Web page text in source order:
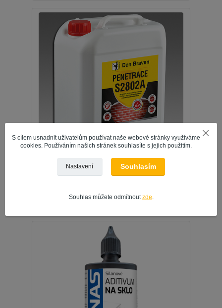
Den Braven Příměs stavebních směsí S 2802 A 5l
252 Kč
Přidat do košíku
S cílem usnadnit uživatelům používat naše webové stránky využíváme
cookies. Používáním našich stránek souhlasíte s jejich použitím.
Nastavení Souhlasím
Souhlas můžete odmítnout zde